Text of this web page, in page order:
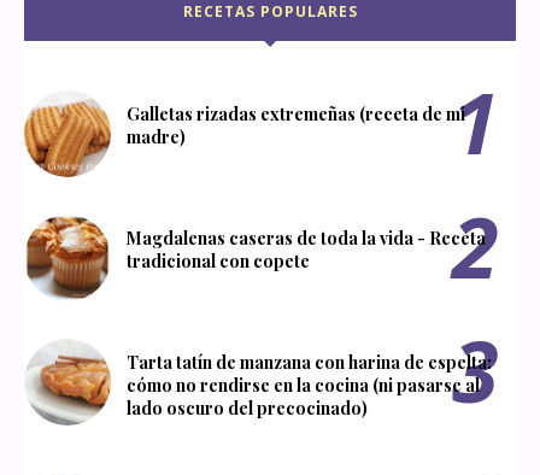
RECETAS POPULARES
Galletas rizadas extremeñas (receta de mi
madre)
Magdalenas caseras de toda la vida - Receta
tradicional con copete
Tarta tatín de manzana con harina de espelta:
cómo no rendirse en la cocina (ni pasarse al
lado oscuro del precocinado)